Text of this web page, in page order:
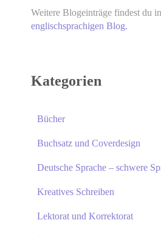
Weitere Blogeinträge findest du
englischsprachigen Blog.
Kategorien
Bücher
Buchsatz und Coverdesign
Deutsche Sprache – schwere
Kreatives Schreiben
Lektorat und Korrektorat